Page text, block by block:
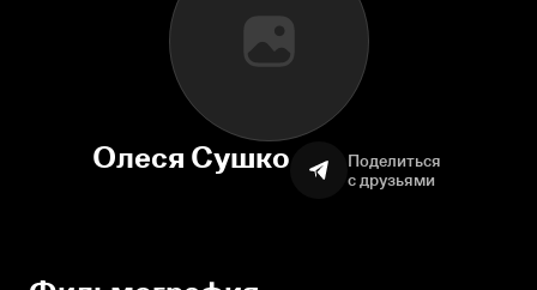
Олеся Сушко
Поделиться
с друзьями